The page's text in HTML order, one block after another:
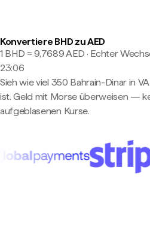
Konvertiere BHD zu AED
1 BHD ≈ 9,7689 AED · Echter
23:06
Sieh wie viel 350 Bahrain-Dinar in
ist. Geld mit Morse überweisen —
aufgeblasenen Kurse.